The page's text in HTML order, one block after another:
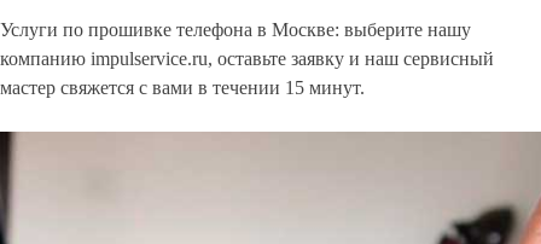
Услуги по прошивке телефона в Москве: выберите нашу
компанию impulservice.ru, оставьте заявку и наш сервисный
мастер свяжется с вами в течении 15 минут.